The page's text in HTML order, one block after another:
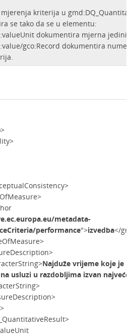
kriterija u
se tako da se u elementu:
dokumentira mjerna
gco:Record dokumentira
metadata-
performance">izvedba</
Najduže vrijeme koje je
usluzi u razdobljima izvan najvećeg